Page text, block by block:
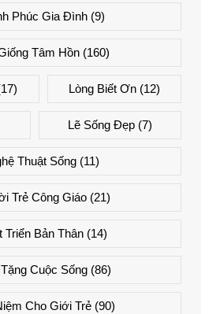
Phúc Gia Đình (9)
Tâm Hồn (160)
Lòng Biết Ơn(12)
Lẽ Sống Đẹp(7)
Thuật Sống (11)
Trẻ Công Giáo (21)
Triển Bản Thân (14)
Cuộc Sống(86)
Cho Giới Trẻ (90)